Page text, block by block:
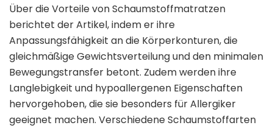
Über die Vorteile von Schaumstoffmatratzen
berichtet der Artikel, indem er ihre
Anpassungsfähigkeit an die Körperkonturen, die
gleichmäßige Gewichtsverteilung und den minimalen
Bewegungstransfer betont. Zudem werden ihre
Langlebigkeit und hypoallergenen Eigenschaften
hervorgehoben, die sie besonders für Allergiker
geeignet machen. Verschiedene Schaumstoffarten